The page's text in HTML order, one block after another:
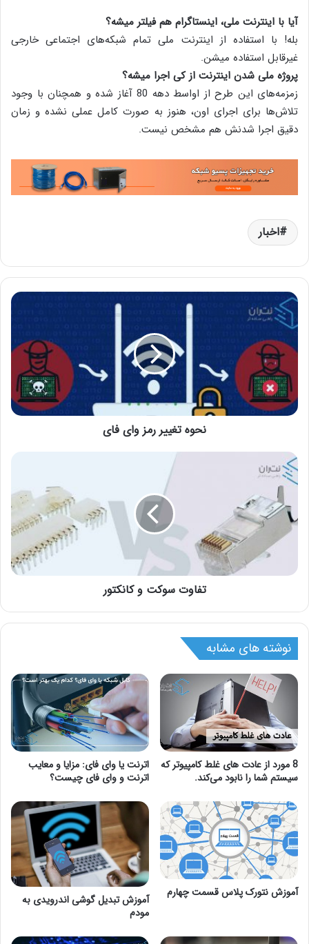
آیا با اینترنت ملی، اینستاگرام هم فیلتر میشه؟
بله! با استفاده از اینترنت ملی تمام شبکه‌های اجتماعی خارجی
غیرقابل استفاده میشن.
پروژه ملی شدن اینترنت از کی اجرا میشه؟
زمزمه‌های این طرح از اواسط دهه 80 آغاز شده و همچنان با وجود
تلاش‌ها برای اجرای اون، هنوز به صورت کامل عملی نشده و زمان
دقیق اجرا شدنش هم مشخص نیست.
اخبار
نحوه تغییر رمز وای فای
تفاوت سوکت و کانکتور
نوشته های مشابه
8 مورد از عادت های غلط کامپیوتر که
سیستم شما را نابود می‌کند.
اترنت یا وای فای: مزایا و معایب
اترنت و وای فای چیست؟
آموزش نتورک پلاس قسمت چهارم
آموزش تبدیل گوشی اندرویدی به
مودم